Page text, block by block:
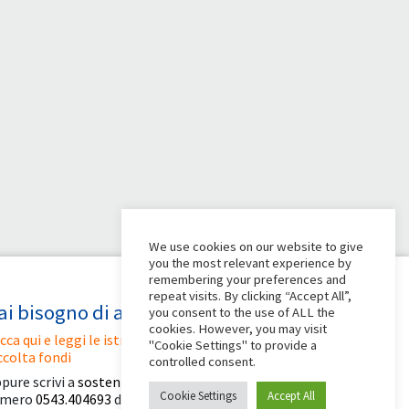
bisogno di aiuto?
qui e leggi le istruzioni per creare la tua
fondi
scrivi asostenitori@apg23.orgo chiama il
0543.404693 dal lunedì al venerdì (orari
We use cookies on our website to give
you the most relevant experience by
remembering your preferences and
repeat visits. By clicking “Accept All”,
you consent to the use of ALL the
cookies. However, you may visit
"Cookie Settings" to provide a
controlled consent.
Cookie Settings Accept All